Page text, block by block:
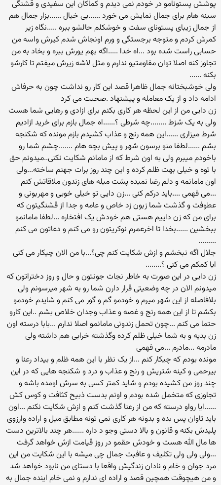
پوشش پستونامو در خودم نمی دیدم و کماکان این سفیدی و قشنگی
سینه هام برای جمال نمایش می خورد ......بی خیال ......بزار جمال هم
از جمال زیبای پستونای سفت و خوشکلم حالشو ببره .....نگاه زیر
کمرش کردم و متوجه برجستگی و ورم اونجاش شدم کیرش واسه من
حسابی راست شده بود ...اه خدا .....اگه بهم یورش ببره و بخاد به من
تجاوز کنه اصلا توان مقاومتیو ندارم و مثل لاشه زیرش میفتم تا کارشو
بکنه ......
ولی خوشبختانه جمال ظاهرا قصد این کار رو نداشت چون به حرفاش
ادامه داد و از یک معامله و پیشنهاد .صحبت می کرد
زن دایی من از این لحظه هر کاری بکنم برای ازادی و رهایی شما هست
ولی به یک شزط ........چه شرطی ؟......اه جمال بازم برای خرید ازادیم
شرط میزاری ......این همه رنج و عذاب کشیدم بازم مونده که شکنجه
بشم ......لطفا منو برسون شهر و پیش بچه هام .......چشم شما رو
باخودم میبرم ولی به اون شرط که از مامانم شکایت نکنی..میدونم حق
با توه و خیلی بهت ظلم کرده و این چند روز برات جهنم ساخته...ولی
اون مامانمه و دلم رضا نمیده پشت میله های زندون ملاقاتش کنم
...می فهمی ....باید درکم کنی ...زن دایی تو خیلی خوبی و مهربونی و
عطوفت و گذشت شما زبون زد خاص و عامه و جدا از قشنگیتون که
برای من که زن داییم هستی هم خودش یک افتخاره ...لطفا مامانمو
ببخشین ......بخدا تا اخرعمرم نوکریتون رو می کنم و دعاتون می کنم
.........
جلال اگه نبخشم و ازش شکایت کنم چی؟...با من الان چیکار می کنی
ایا کمکم می کنی ؟........
زن دایی در این صورت به خاطر نجات جونتون و حال و روز دختراتون که
میدونم الان در چه وضعیتی قرار دارن شما رو به شهر میرسونم ولی
بلافاصله از این شهر میرم و خودمو گم و گور می کنم و شایدم خودمو
بکشم تا از این همه رنج و غصه و عذاب وجدان خلاص بشم ..این کارو
حتما می کنم ...چون تحمل زندونی مامانمو اصلا ندارم ...بابا درسته اون
زن بدیه و به شما خیلی ظلم کرده وگذشته خرابی هم داشته ولی
مادرمه ...مادرم ...می فهمی
مونده بودم که چیکار کنم ...از یک نظر با این همه ظلم و بیداد رعنا و
بیرحمی و کینه شتریش و رنج و عذاب و درد و شکنجه هایی که در این
چند روز من کشیده بودم و شاید کمتر کسی به سرش اومده باشه و
تجاوزی که متخمل شده بودم و اونم بدست ذبیح کثافت و کوس کش
......ایا رواو درسته که من از رعنا گذشت کنم و ازش شکایت نکنم ...اون
باید تاوان پس بده و بدونه هر کاری نمی تونه مطابق میل و اراده وارزوی
پلیدش بکنه و قانون و بالا دستی وجو د داره ......هر چند بالاترین دست
ها مال الله هست و خودش حقمو در روز قیامت ازش خواهد گرفت
...ولی ولی ولی تکلیف و عافبت جمال چی میشه با این شکایت من این
مرد جوان و خام و نادان زندگیش واقعا با دستای من نابود خواهد شد
و من هیچوقت همچین قصد و اراده ای ندارم و نمی خام اینده جمال به